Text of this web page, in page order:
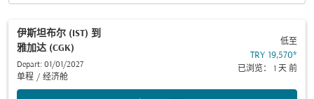
伊斯坦布尔 (IST) 到
雅加达 (CGK)
Depart: 01/01/2027
单程 / 经济舱
低至
TRY 19,570*
已浏览： 1 天 前